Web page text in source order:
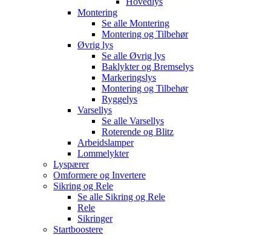
Montering
Se alle Montering
Montering og Tilbehør
Øvrig lys
Se alle Øvrig lys
Baklykter og Bremselys
Markeringslys
Montering og Tilbehør
Ryggelys
Varsellys
Se alle Varsellys
Roterende og Blitz
Arbeidslamper
Lommelykter
Lyspærer
Omformere og Invertere
Sikring og Rele
Se alle Sikring og Rele
Rele
Sikringer
Startboostere